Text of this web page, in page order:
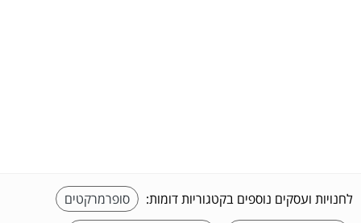
לחנויות ועסקים נוספים בקטגוריות דומות:
סופרמרקטים